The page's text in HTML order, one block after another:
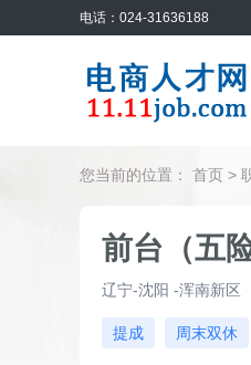
电话：024-31636188
您当前的位置： 首页 >
前台（五
辽宁-沈阳 -浑南新区
提成 周末双休